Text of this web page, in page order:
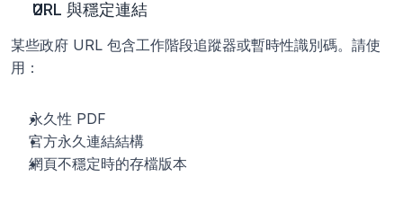
URL 與穩定連結
某些政府 URL 包含工作階段追蹤器或暫時性識別碼。請使
用：
永久性 PDF
官方永久連結結構
網頁不穩定時的存檔版本